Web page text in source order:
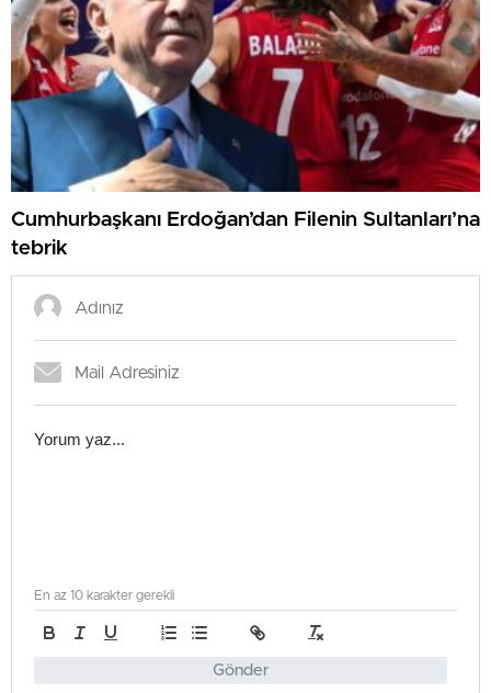
Cumhurbaşkanı Erdoğan’dan Filenin Sultanları’na
tebrik
Gönder
En az 10 karakter gerekli